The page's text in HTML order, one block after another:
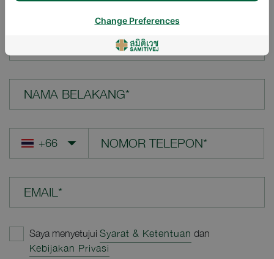
NAMA BELAKANG*
EMAIL*
Saya menyetujui Syarat & Ketentuan dan
Kebijakan Privasi
Change Preferences